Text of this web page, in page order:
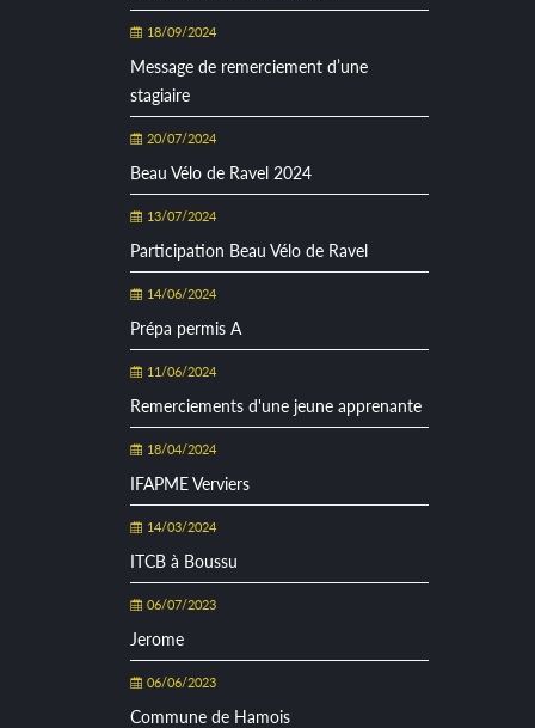
18/09/2024
Message de remerciement d’une
stagiaire
20/07/2024
Beau Vélo de Ravel 2024
13/07/2024
Participation Beau Vélo de Ravel
14/06/2024
Prépa permis A
11/06/2024
Remerciements d'une jeune apprenante
18/04/2024
IFAPME Verviers
14/03/2024
ITCB à Boussu
06/07/2023
Jerome
06/06/2023
Commune de Hamois